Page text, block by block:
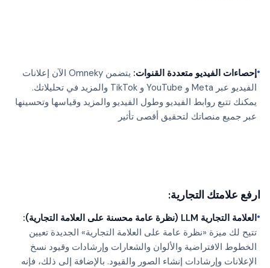
•إحصاءات الفيديو متعددة القنوات:
يتضمن Omneky الآن إعلانات
الفيديو عبر Meta و YouTube و TikTok والمزيد في تحليلاتك.
يمكنك تتبع روابط الفيديو وطول الفيديو والمزيد وقياسها وتحسينها
عبر جميع منصاتك لتحقيق أقصى تأثير
ارفع علامتك التجارية:
•العلامة التجارية LLM (نظرة عامة محسنة على العلامة التجارية):
تتيح لك ميزة «نظرة عامة على العلامة التجارية» الجديدة تعيين
الخطوط الافتراضية والألوان والشعارات وإرشادات وقيود نسخ
الإعلانات وإرشادات إنشاء الصور والقيود. بالإضافة إلى ذلك، فإنه